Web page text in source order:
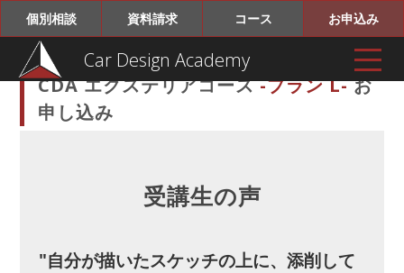
Car Design Academy
個別相談 資料請求 コース お申込み
CDA エクステリアコース-プラン L-お
申し込み
受講生の声
"自分が描いたスケッチの上に、添削して